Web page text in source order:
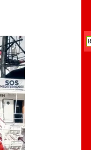
Le 8 mars, journée internationale de
lutte pour les droits des femmes
Relaxe pour la CGT poursuivie
pour apologie du terrorisme.
La Secrétaire Générale de la
Confédération en meeting à la
Centrale de Gardanne
Karima Boutayeb, CGT, Vice
Présidente du conseil des
Prud’hommes d’Arles
-PLF 2026 : De l’argent, il y en a
pour nos services publics !
Industrie : malgré la situation
alarmante, 6 entreprises sauvées par
leurs salarié·es
« La liberté de la presse n’est
effective que si tous les journaux,
sont disponibles sur l’ensemble du
territoire. »
Le PLF 2026 doit répondre à
l’exigence d’une politique du
logement, sociale et solidaire.